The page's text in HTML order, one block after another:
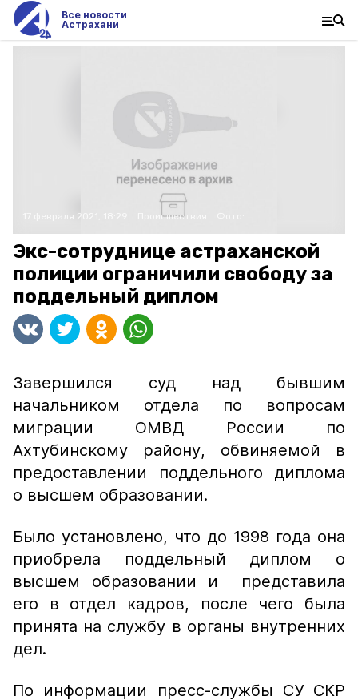
Все новости
Астрахани
17 февраля 2021, 18:29 Происшествия
Экс-сотруднице астраханской
полиции ограничили свободу за
поддельный диплом
Завершился суд над бывшим
начальником отдела по вопросам
миграции ОМВД России по
Ахтубинскому району, обвиняемой в
предоставлении поддельного диплома
о высшем образовании.
Было установлено, что до 1998 года она
приобрела поддельный диплом о
высшем образовании и представила
его в отдел кадров, после чего была
принята на службу в органы внутренних
дел.
По информации пресс-службы СУ СКР